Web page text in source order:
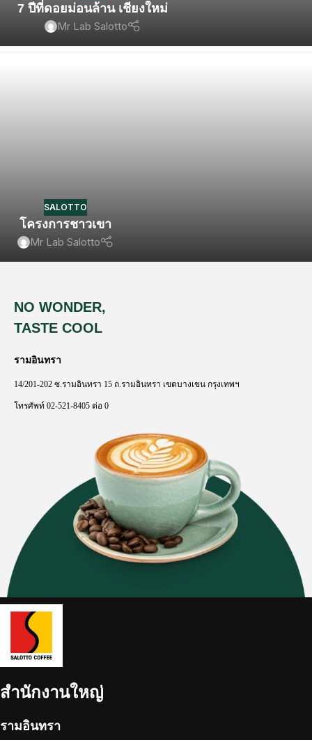
7 ปีที่ดอยม่อนล้าน เชียงใหม่
Mr Lab Salotto
SALOTTO
โครงการชาวเขา
Mr Lab Salotto
NO WONDER,
TASTE COOL
รามอินทรา
14/201-202 ซ.รามอินทรา 15 ถ.รามอินทรา เขตบางเขน กรุงเทพฯ
โทรศัพท์ 02-521-8405 ต่อ 0
สำนักงานใหญ่
รามอินทรา